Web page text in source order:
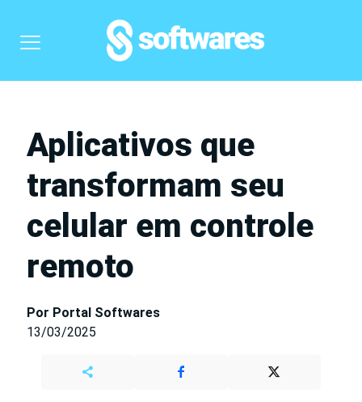
Aplicativos que
transformam seu
celular em controle
remoto
Por Portal Softwares
13/03/2025